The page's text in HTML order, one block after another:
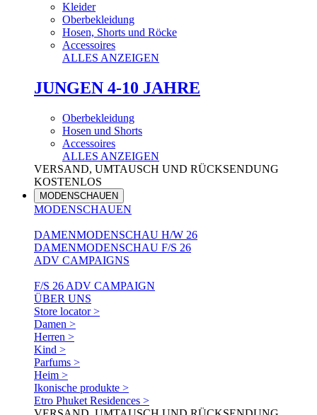
Kleider
Oberbekleidung
Hosen, Shorts und Röcke
Accessoires
ALLES ANZEIGEN
JUNGEN 4-10 JAHRE
Oberbekleidung
Hosen und Shorts
Accessoires
ALLES ANZEIGEN
VERSAND, UMTAUSCH UND RÜCKSENDUNG
KOSTENLOS
MODENSCHAUEN
MODENSCHAUEN
DAMENMODENSCHAU H/W 26
DAMENMODENSCHAU F/S 26
ADV CAMPAIGNS
F/S 26 ADV CAMPAIGN
ÜBER UNS
Store locator >
Damen >
Herren >
Kind >
Parfums >
Heim >
Ikonische produkte >
Etro Phuket Residences >